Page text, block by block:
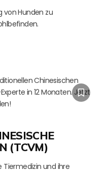
von Hunden zu
(TCVM)
Tiermedizin und ihre